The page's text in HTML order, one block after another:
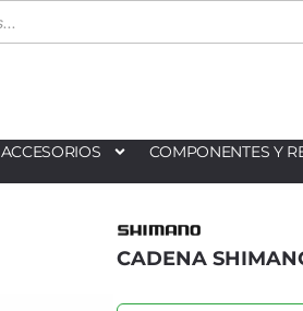
ACCESORIOS COMPONENTES Y
CADENA